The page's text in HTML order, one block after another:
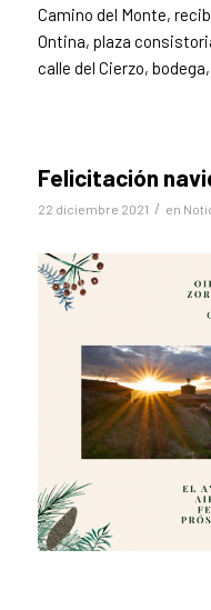
Camino del Monte,
Ontina, plaza
calle del Cierzo,
Felicitación
22 diciembre 2021 / en